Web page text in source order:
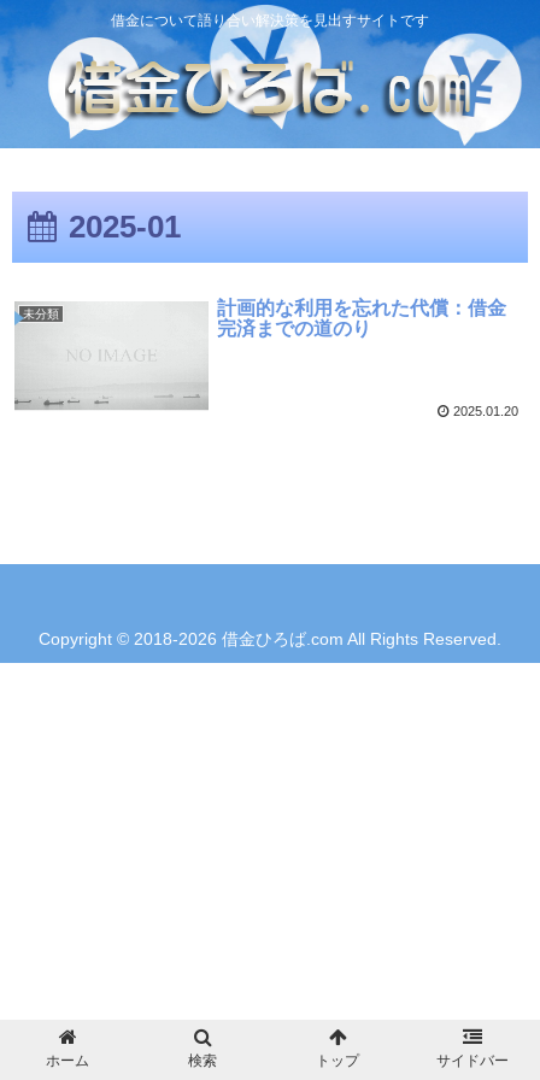
借金について語り合い解決策を見出すサイトです
2025-01
未分類
計画的な利用を忘れた代償：借金
完済までの道のり
2025.01.20
Copyright © 2018-2026 借金ひろば.com All Rights Reserved.
ホーム 検索 トップ サイドバー